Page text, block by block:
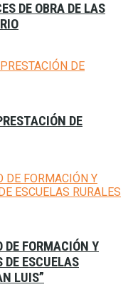
DE OBRA DE LAS
DE
DE FORMACIÓN Y
ESCUELAS
LUIS”